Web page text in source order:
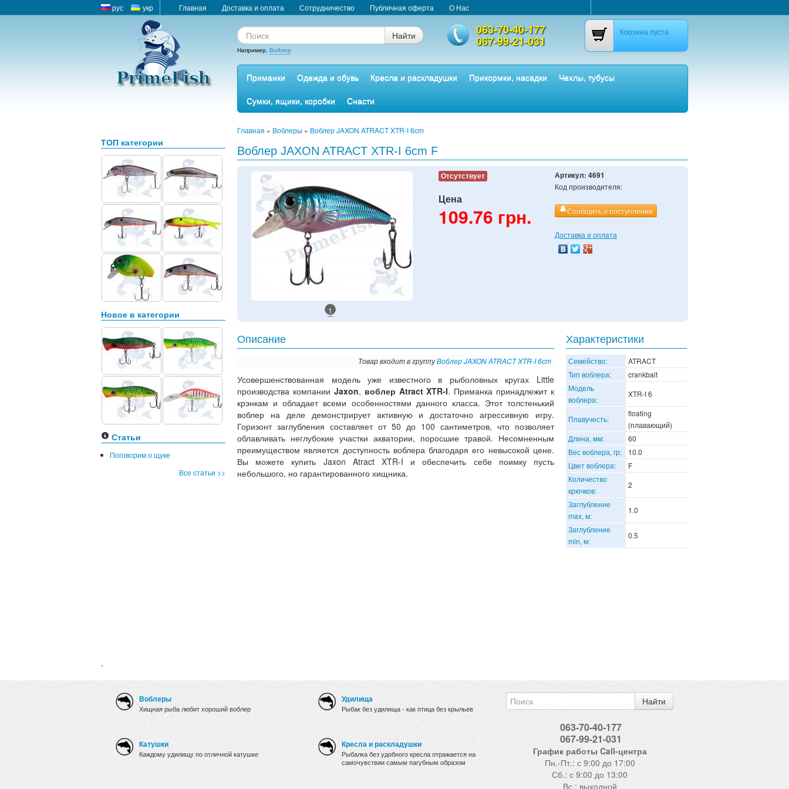
рус укр Главная Доставка и оплата Сотрудничество Публичная оферта О Нас
Найти
Например, Воблер
063-70-40-177
067-99-21-031
Корзина пуста
Приманки Одежда и обувь Кресла и раскладушки Прикормки, насадки
Чехлы, тубусы
Сумки, ящики, коробки
Снасти
ТОП категории
Новое в категории
Статьи
Поговорим о щуке
Все статьи >>
.
Главная » Воблеры » Воблер JAXON ATRACT XTR-I 6cm
Воблер JAXON ATRACT XTR-I 6cm F
1
Отсутствует
Цена
109.76 грн.
Артикул: 4691
Код производителя:
Сообщить о поступлении
Доставка и оплата
Описание
Товар входит в группуВоблер JAXON ATRACT XTR-I 6cm
Усовершенствованная модель уже известного в рыболовных кругах Little
производства компании Jaxon, воблер Atract XTR-I. Приманка принадлежит к
крэнкам и обладает всеми особенностями данного класса. Этот толстенький
воблер на деле демонстрирует активную и достаточно агрессивную игру.
Горизонт заглубления составляет от 50 до 100 сантиметров, что позволяет
облавливать неглубокие участки акватории, поросшие травой. Несомненным
преимуществом является доступность воблера благодаря его невысокой цене.
Вы можете купить Jaxon Atract XTR-I и обеспечить себе поимку пусть
небольшого, но гарантированного хищника.
Характеристики
Семейство:
ATRACT
Тип воблера:
crankbait
Модель
воблера:
XTR-I 6
Плавучесть:
floating
(плавающий)
Длина, мм:
60
Вес воблера, гр:
10.0
Цвет воблера:
F
Количество
крючков:
2
Заглубление
max, м:
1.0
Заглубление
min, м:
0.5
Воблеры
Хищная рыба любит хороший воблер
Катушки
Каждому удилищу по отличной катушке
Удилища
Рыбак без удилища - как птица без крыльев
Кресла и раскладушки
Рыбалка без удобного кресла отражается на
самочувствии самым пагубным образом
Найти
063-70-40-177
067-99-21-031
График работы Call-центра
Пн.-Пт.: с 9:00 до 17:00
Сб.: с 9:00 до 13:00
Вс.: выходной